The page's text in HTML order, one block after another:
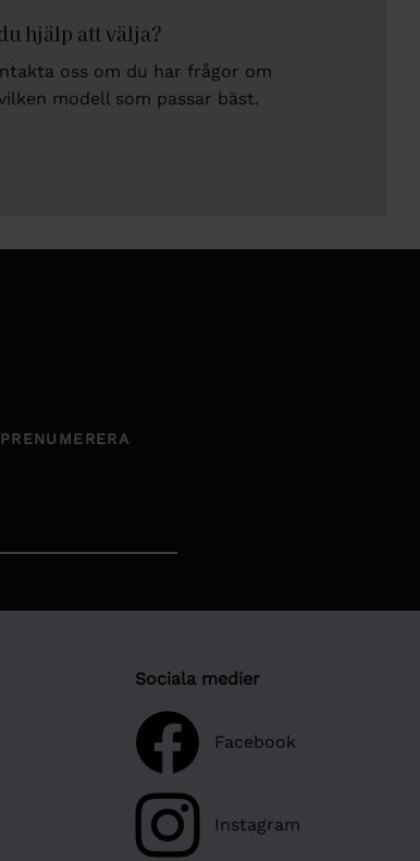
hjälp att välja?
oss om du har frågor om
modell som passar bäst.
PRENUMERERA
Sociala medier
Facebook
Instagram